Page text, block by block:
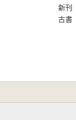
新刊
古書